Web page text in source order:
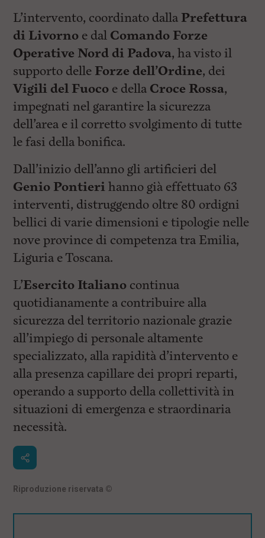
L’intervento, coordinato dalla Prefettura
di Livorno e dal Comando Forze
Operative Nord di Padova, ha visto il
supporto delle Forze dell’Ordine, dei
Vigili del Fuoco e della Croce Rossa,
impegnati nel garantire la sicurezza
dell’area e il corretto svolgimento di tutte
le fasi della bonifica.
Dall’inizio dell’anno gli artificieri del
Genio Pontierihanno già effettuato 63
interventi, distruggendo oltre 80 ordigni
bellici di varie dimensioni e tipologie nelle
nove province di competenza tra Emilia,
Liguria e Toscana.
L’Esercito Italiano continua
quotidianamente a contribuire alla
sicurezza del territorio nazionale grazie
all’impiego di personale altamente
specializzato, alla rapidità d’intervento e
alla presenza capillare dei propri reparti,
operando a supporto della collettività in
situazioni di emergenza e straordinaria
necessità.
Riproduzione riservata ©